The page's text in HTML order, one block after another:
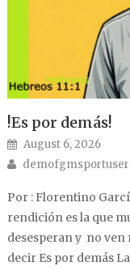
!Es por demás!
Posted on
August 6, 2026
Author
demofgmsportuser
Por : Florentino
rendición es la que
desesperan y no
decir Es por demás